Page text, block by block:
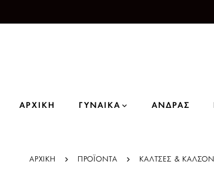
ΑΡΧΙΚΗ ΓΥΝΑΙΚΑ ΑΝΔΡΑΣ
ΑΡΧΙΚΗ ΠΡΟΪΌΝΤΑ ΚΑΛΤΣΕΣ & ΚΑΛΣΟΝ